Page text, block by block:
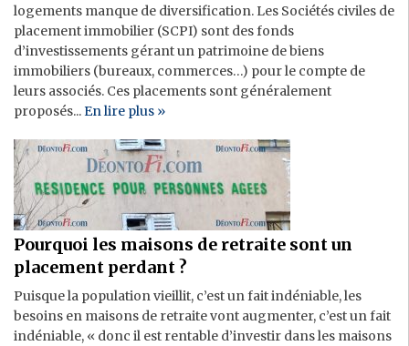
logements manque de diversification. Les Sociétés civiles de
placement immobilier (SCPI) sont des fonds
d’investissements gérant un patrimoine de biens
immobiliers (bureaux, commerces…) pour le compte de
leurs associés. Ces placements sont généralement
proposés...En lire plus »
Pourquoi les maisons de retraite sont un
placement perdant ?
Puisque la population vieillit, c’est un fait indéniable, les
besoins en maisons de retraite vont augmenter, c’est un fait
indéniable, « donc il est rentable d’investir dans les maisons